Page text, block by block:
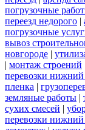
погрузочные
переезд недорого |
погрузочные
вывоз
новгороде |
| монтаж строений
перевозки нижний
пленка |
земляные работы |
сухих смесей |
перевозки